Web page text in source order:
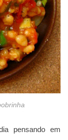
pensando em